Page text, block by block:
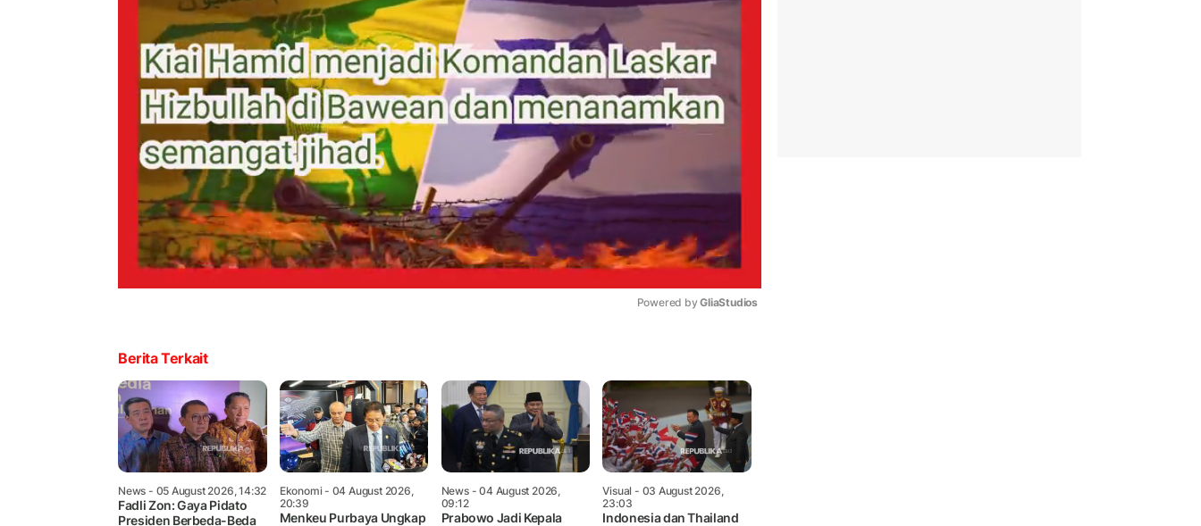
Powered by GliaStudios
Berita Terkait
News - 05 August 2026, 14:32
Fadli Zon: Gaya Pidato
Presiden Berbeda-Beda
Ekonomi- 04 August 2026,
20:39
Menkeu Purbaya Ungkap
News- 04 August 2026,
09:12
Prabowo Jadi Kepala
Visual - 03 August 2026,
23:03
Indonesia dan Thailand